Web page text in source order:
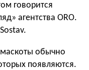
говорится
агентства ORO.
маскоты обычно
появляются.